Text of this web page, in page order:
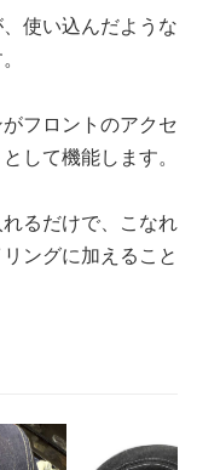
使い込んだような
フロントのアクセ
して機能します。
るだけで、こなれ
ングに加えること